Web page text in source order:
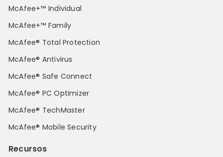
McAfee+™ Individual
McAfee+™ Family
McAfee® Total Protection
McAfee® Antivirus
McAfee® Safe Connect
McAfee® PC Optimizer
McAfee® TechMaster
McAfee® Mobile Security
Recursos